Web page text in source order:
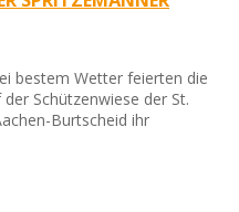
bestem Wetter feierten die
Schützenwiese der St.
Burtscheid ihr